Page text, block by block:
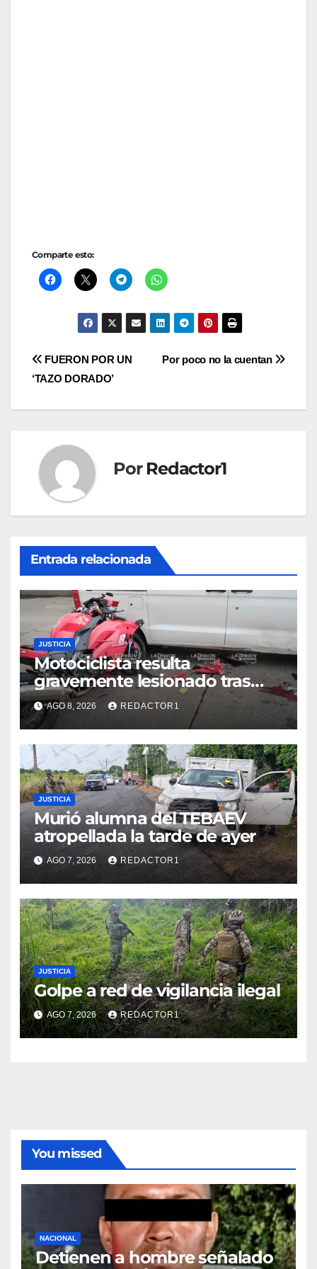
Comparte esto:
Navegación
Por poco no la cuentan
FUERON POR UN
‘TAZO DORADO’
Por Redactor1
Entrada relacionada
JUSTICIA
Motociclista resulta
gravemente lesionado tras
choque en la colonia Ricardo
Flores Magón
AGO 8, 2026 REDACTOR1
JUSTICIA
Murió alumna del TEBAEV
atropellada la tarde de ayer
AGO 7, 2026 REDACTOR1
JUSTICIA
Golpe a red de vigilancia ilegal
AGO 7, 2026 REDACTOR1
You missed
NACIONAL
Detienen a hombre señalado